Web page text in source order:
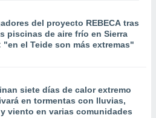
del proyecto REBECA tras
piscinas de aire frío en Sierra
"en el Teide son más extremas"
siete días de calor extremo
en tormentas con lluvias,
viento en varias comunidades